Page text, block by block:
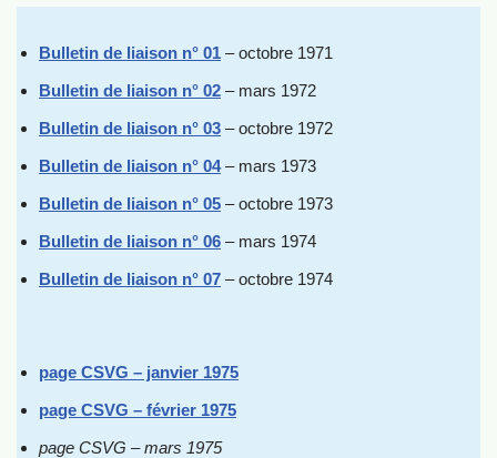
Bulletin de liaison n° 01 – octobre 1971
Bulletin de liaison n° 02 – mars 1972
Bulletin de liaison n° 03 – octobre 1972
Bulletin de liaison n° 04– mars 1973
Bulletin de liaison n° 05 – octobre 1973
Bulletin de liaison n° 06 – mars 1974
Bulletin de liaison n° 07 – octobre 1974
page CSVG – janvier 1975
page CSVG – février 1975
page CSVG – mars 1975